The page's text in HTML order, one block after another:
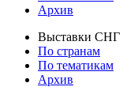
Архив
Выставки СНГ
По странам
По тематикам
Архив